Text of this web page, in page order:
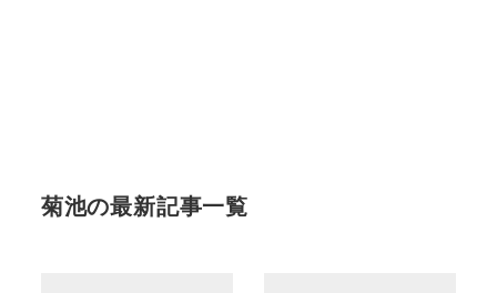
菊池の最新記事一覧